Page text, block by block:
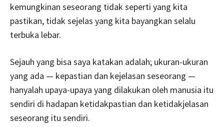
kemungkinan seseorang tidak seperti yang kita
pastikan, tidak sejelas yang kita bayangkan selalu
terbuka lebar.
Sejauh yang bisa saya katakan adalah; ukuran-ukuran
yang ada — kepastian dan kejelasan seseorang —
hanyalah upaya-upaya yang dilakukan oleh manusia itu
sendiri di hadapan ketidakpastian dan ketidakjelasan
seseorang itu sendiri.